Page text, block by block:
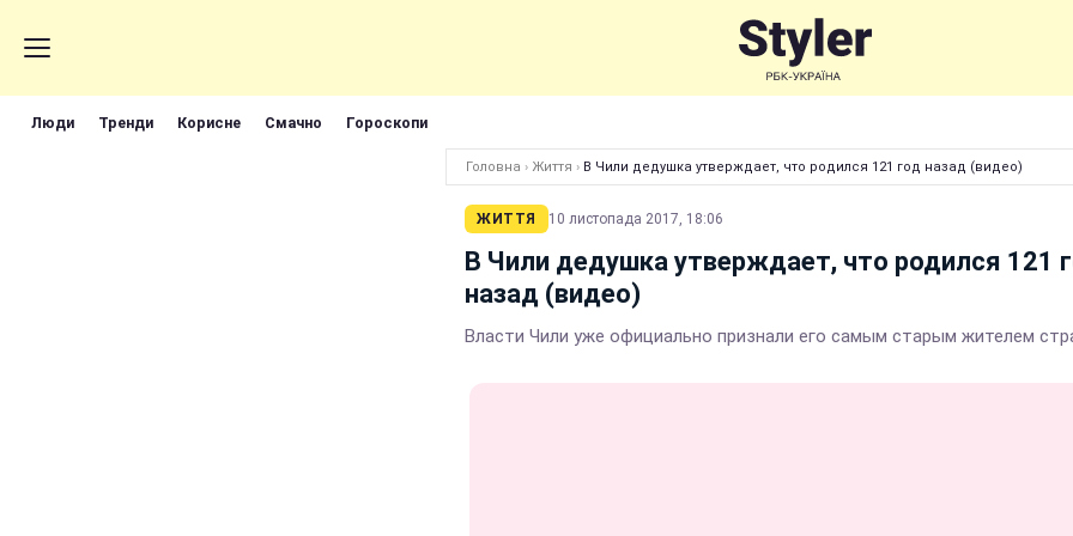
Люди Тренди Корисне Смачно Гороскопи
Головна › Життя › В Чили дедушка утверждает, что родился 121 год назад (видео)
ЖИТТЯ 10 листопада 2017, 18:06
В Чили дедушка утверждает, что родился 121
назад (видео)
Власти Чили уже официально признали его самым старым жителем